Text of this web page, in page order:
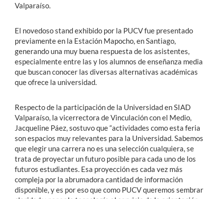
Valparaíso.
El novedoso stand exhibido por la PUCV fue presentado
previamente en la Estación Mapocho, en Santiago,
generando una muy buena respuesta de los asistentes,
especialmente entre las y los alumnos de enseñanza media
que buscan conocer las diversas alternativas académicas
que ofrece la universidad.
Respecto de la participación de la Universidad en SIAD
Valparaíso, la vicerrectora de Vinculación con el Medio,
Jacqueline Páez, sostuvo que “actividades como esta feria
son espacios muy relevantes para la Universidad. Sabemos
que elegir una carrera no es una selección cualquiera, se
trata de proyectar un futuro posible para cada uno de los
futuros estudiantes. Esa proyección es cada vez más
compleja por la abrumadora cantidad de información
disponible, y es por eso que como PUCV queremos sembrar